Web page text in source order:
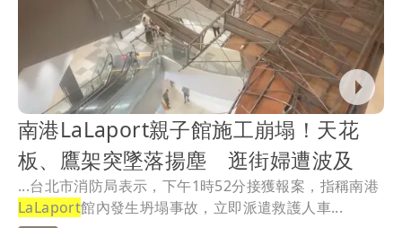
南港LaLaport親子館施工崩塌！天花
板、鷹架突墜落揚塵 逛街婦遭波及
...台北市消防局表示，下午1時52分接獲報案，指稱南港
LaLaport館內發生坍塌事故，立即派遣救護人車...